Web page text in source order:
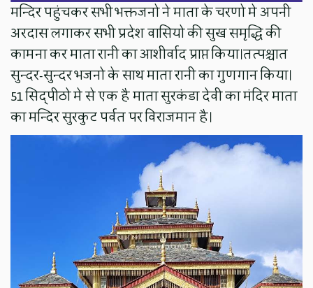
मन्दिर पहुंचकर सभी भक्तजनो ने माता के चरणो मे अपनी
अरदास लगाकर सभी प्रदेश वासियो की सुख समृद्धि की
कामना कर माता रानी का आशीर्वाद प्राप्त किया।तत्पश्चात
सुन्दर-सुन्दर भजनो के साथ माता रानी का गुणगान किया।
51 सिद्पीठो मे से एक है माता सुरकंडा देवी का मंदिर माता
का मन्दिर सुरकुट पर्वत पर विराजमान है।